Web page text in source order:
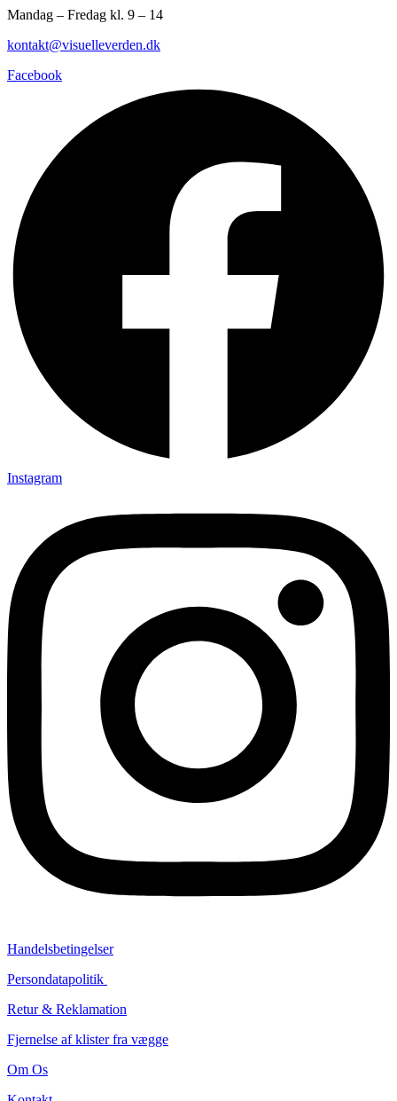
Mandag – Fredag kl. 9 – 14
kontakt@visuelleverden.dk
Facebook
Instagram
Handelsbetingelser
Persondatapolitik
Retur & Reklamation
Fjernelse af klister fra vægge
Om Os